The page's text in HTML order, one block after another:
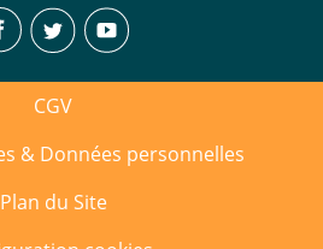
CGV
& Données personnelles
Plan du Site